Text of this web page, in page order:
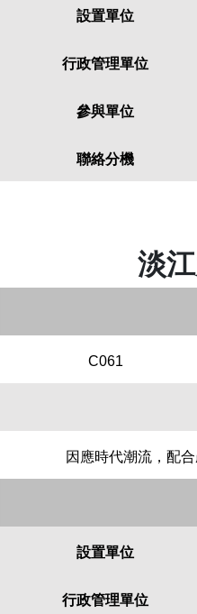
設置單位
行政管理單位
參與單位
聯絡分機
淡
C061
因應時代潮流，配
設置單位
行政管理單位